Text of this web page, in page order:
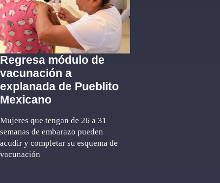
Regresa módulo de
vacunación a
explanada de Pueblito
Mexicano
Mujeres que tengan de 26 a 31
semanas de embarazo pueden
acudir y completar su esquema de
vacunación